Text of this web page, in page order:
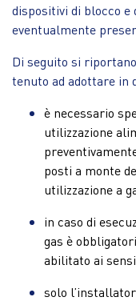
dispositivi di blocco e
eventualmente
Di seguito si
tenuto ad adottare in
è necessario
utilizzazione
posti a monte
utilizzazione a
in caso di
gas è
abilitato ai
solo